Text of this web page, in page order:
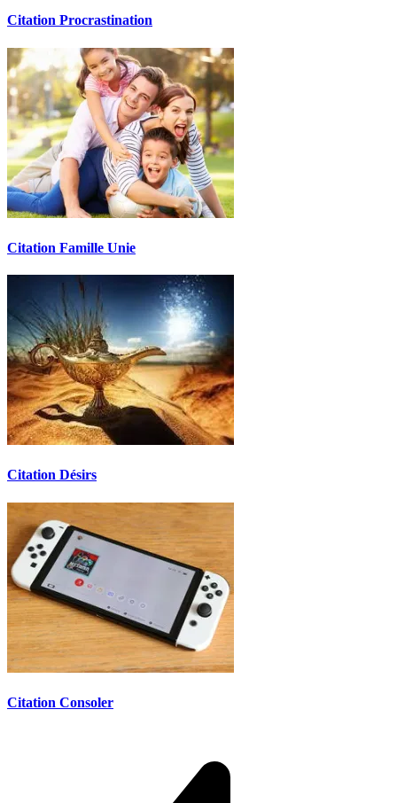
Citation Procrastination
Citation Famille Unie
Citation Désirs
Citation Consoler